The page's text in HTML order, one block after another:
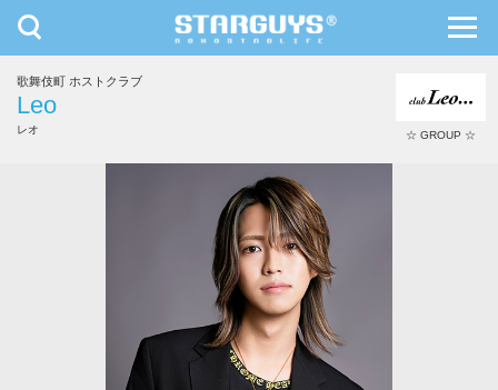
九州・沖縄 北海道・東北
toggle
navigation
歌舞伎町 ホストクラブ
Leo
レオ ☆ GROUP ☆
奏斗